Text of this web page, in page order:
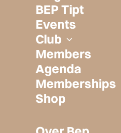
BEP Tipt
Events
Club
Members
Agenda
Memberships
Shop
Privacy policy
Algemene voorwaarden